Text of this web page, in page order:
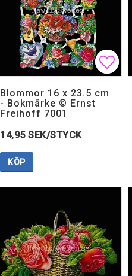
Blommor 16 x 23.5 cm
- Bokmärke © Ernst
Freihoff 7001
14,95 SEK/STYCK
KÖP